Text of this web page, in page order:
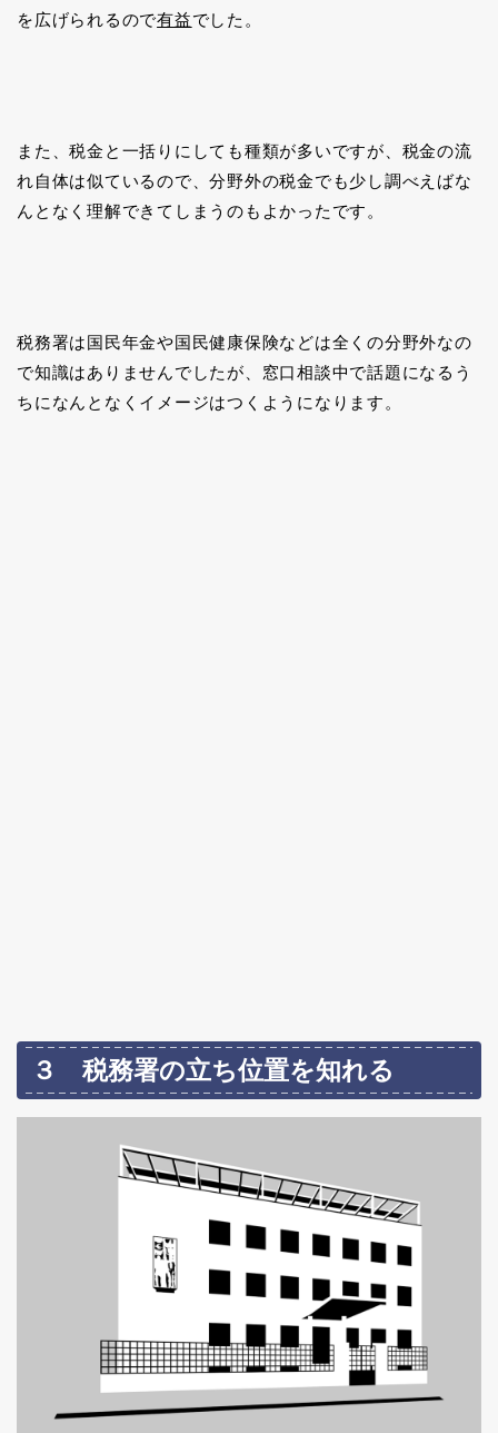
を広げられるので有益でした。
また、税金と一括りにしても種類が多いですが、税金の流
れ自体は似ているので、分野外の税金でも少し調べえばな
んとなく理解できてしまうのもよかったです。
税務署は国民年金や国民健康保険などは全くの分野外なの
で知識はありませんでしたが、窓口相談中で話題になるう
ちになんとなくイメージはつくようになります。
３ 税務署の立ち位置を知れる